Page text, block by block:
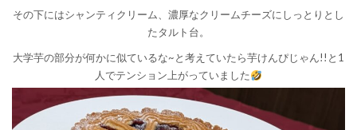
その下にはシャンティクリーム、濃厚なクリームチーズにしっとりとし
たタルト台。
大学芋の部分が何かに似ているな~と考えていたら芋けんぴじゃん!!と1
人でテンション上がっていました